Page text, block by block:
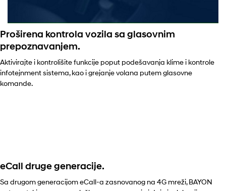
Proširena kontrola vozila sa glasovnim
prepoznavanjem.
Aktivirajte i kontrolišite funkcije poput podešavanja klime i kontrole
infotejnment sistema, kao i grejanje volana putem glasovne
komande.
eCall druge generacije.
Sa drugom generacijom eCall-a zasnovanog na 4G mreži, BAYON